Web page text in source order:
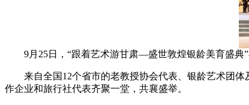
9月25日，“跟着艺术游甘肃—盛世敦煌银龄美育盛典
来自全国12个省市的老教授协会代表、银龄艺术团体
作企业和旅行社代表齐聚一堂，共襄盛举。